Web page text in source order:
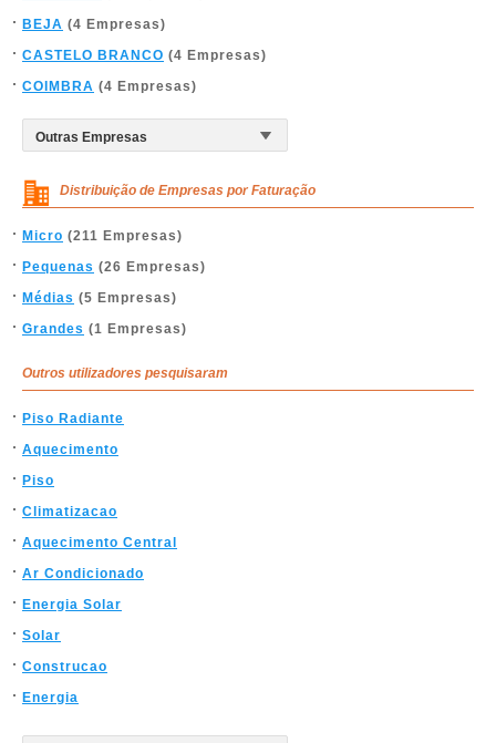
BEJA (4 Empresas)
CASTELO BRANCO (4 Empresas)
COIMBRA (4 Empresas)
Distribuição de Empresas por Faturação
Micro (211 Empresas)
Pequenas (26 Empresas)
Médias (5 Empresas)
Grandes (1 Empresas)
Outros utilizadores pesquisaram
Piso Radiante
Aquecimento
Piso
Climatizacao
Aquecimento Central
Ar Condicionado
Energia Solar
Solar
Construcao
Energia